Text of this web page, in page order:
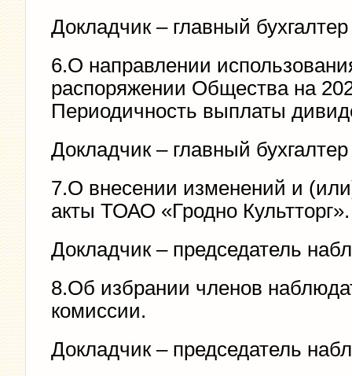
Докладчик – главный
6.О направлении
распоряжении Общества на
Периодичность выплаты
Докладчик – главный
7.О внесении изменений и
акты ТОАО «Гродно Культторг».
Докладчик – председатель
8.Об избрании членов
комиссии.
Докладчик – председатель